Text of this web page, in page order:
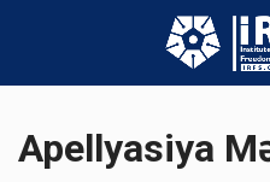
Apellyasiya